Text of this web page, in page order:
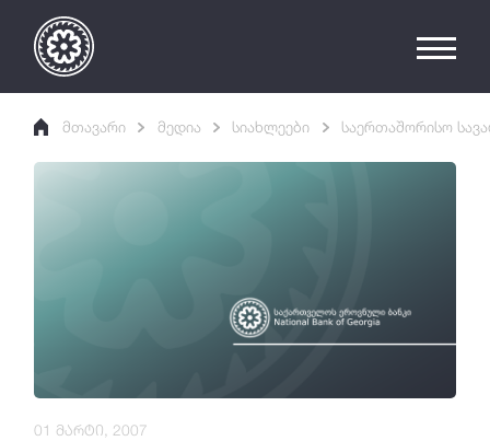
მთავარი მედია სიახლეები საერთაშორისო
01 მარტი, 2007